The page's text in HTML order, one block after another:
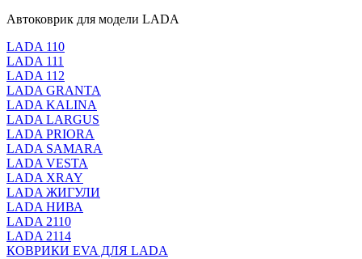
Автоковрик для модели LADA
LADA 110
LADA 111
LADA 112
LADA GRANTA
LADA KALINA
LADA LARGUS
LADA PRIORA
LADA SAMARA
LADA VESTA
LADA XRAY
LADA ЖИГУЛИ
LADA НИВА
LADA 2110
LADA 2114
КОВРИКИ EVA ДЛЯ LADA